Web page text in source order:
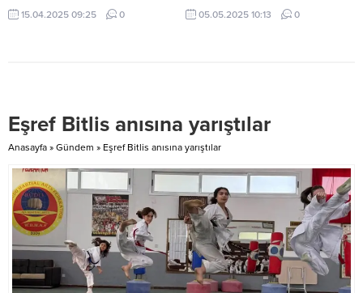
Volkan Çiriş ve Burak Taş’a dava
okundu. Gündem Kıbrıs’ta yer
15.04.2025 09:25 0
Millî Eğitim Bakanı Yusuf Tekin,
Kuzey Kıbrıs Türk
Cumhurbaşkanlığı himayesinde,
Türkiye Teknoloji Takımı Vakfı (T3
Vakfı) ile Sanayi ve Teknoloji
Bakanlığının ana
yürütücülüğünde kamu
kuruluşları, teknoloji devleri,
üniversiteler ve medya
kuruluşlarının da...
05.05.2025 10:13 0
Eşref Bitlis anısına yarıştılar
Anasayfa » Gündem » Eşref Bitlis anısına yarıştılar